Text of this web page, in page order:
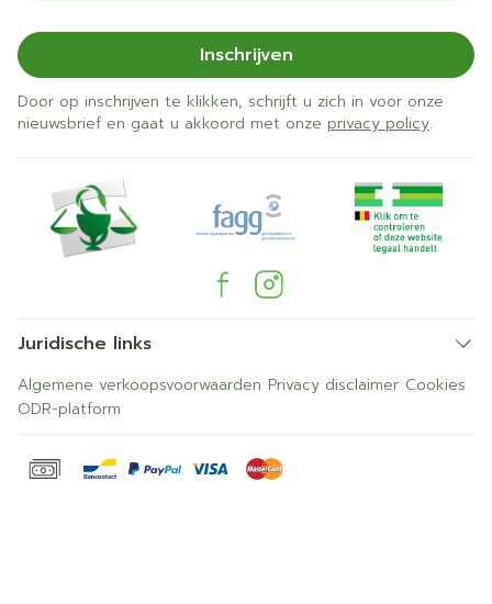
Inschrijven
Door op inschrijven te klikken, schrijft u zich in voor onze
nieuwsbrief en gaat u akkoord met onze privacy policy.
Juridische links
Algemene verkoopsvoorwaarden Privacy disclaimer Cookies
ODR-platform